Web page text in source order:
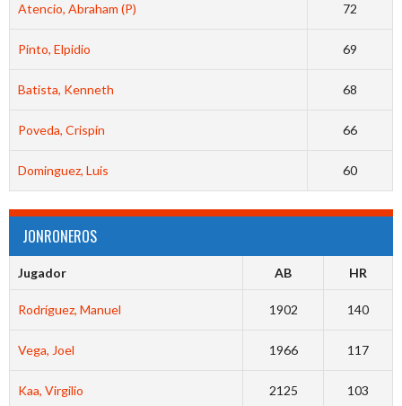
Atencio, Abraham (P) 72
Pinto, Elpidio 69
Batista, Kenneth 68
Poveda, Crispín 66
Dominguez, Luis 60
JONRONEROS
Jugador AB HR
Rodríguez, Manuel 1902 140
Vega, Joel 1966 117
Kaa, Virgilio 2125 103